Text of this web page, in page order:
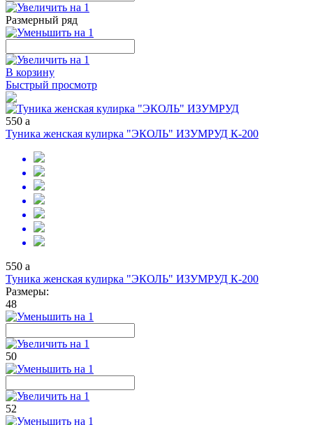
Размерный ряд
В корзину
Быстрый просмотр
550 a
Туника женская кулирка "ЭКОЛЬ" ИЗУМРУД К-200
550 a
Туника женская кулирка "ЭКОЛЬ" ИЗУМРУД К-200
Размеры:
48
50
52